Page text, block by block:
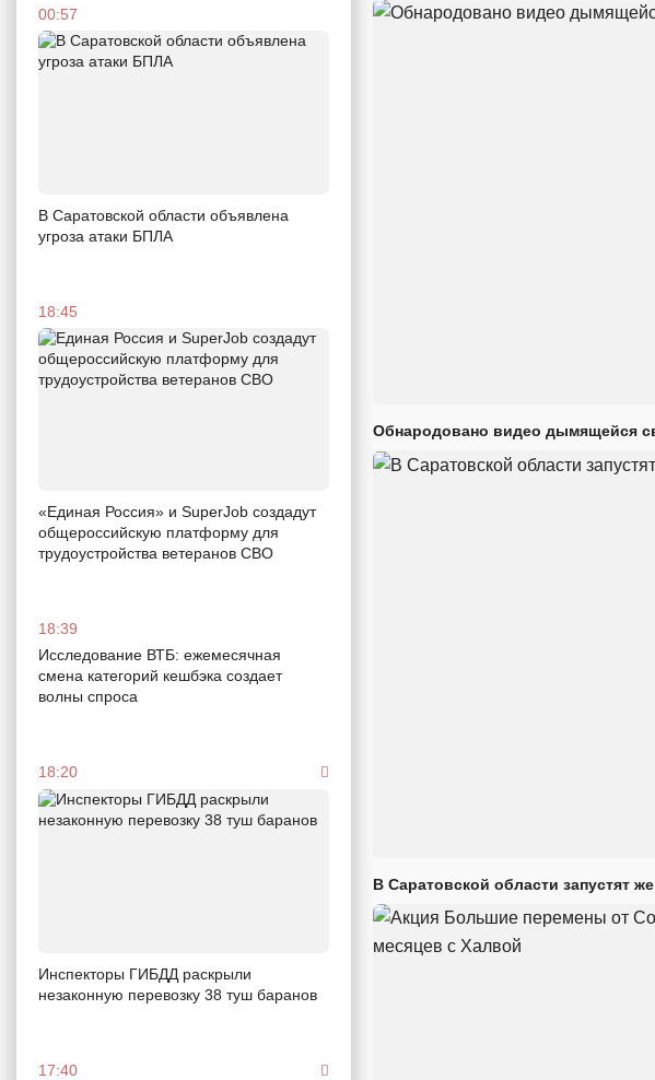
00:57
В Саратовской области объявлена
угроза атаки БПЛА
18:45
«Единая Россия» и SuperJob создадут
общероссийскую платформу для
трудоустройства ветеранов СВО
18:39
Исследование ВТБ: ежемесячная
смена категорий кешбэка создает
волны спроса
18:20
Инспекторы ГИБДД раскрыли
незаконную перевозку 38 туш баранов
17:40
Обнародовано видео дымящейся
В Саратовской области запустят